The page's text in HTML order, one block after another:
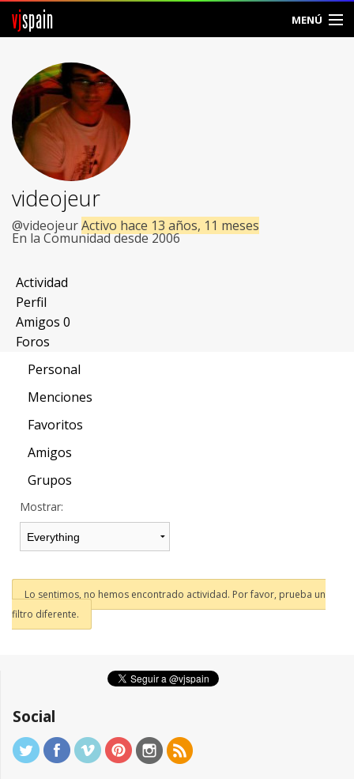
vjspain MENÚ
Foros
Noticias
Vjspain
Ayuda
Contacto
Entrar
Crear Cuenta
videojeur
@videojeurActivo hace 13 años, 11 meses
En la Comunidad desde 2006
Actividad
Perfil
Amigos 0
Foros
Personal
Menciones
Favoritos
Amigos
Grupos
Mostrar:
Lo sentimos, no hemos encontrado actividad. Por favor, prueba un
filtro diferente.
Social